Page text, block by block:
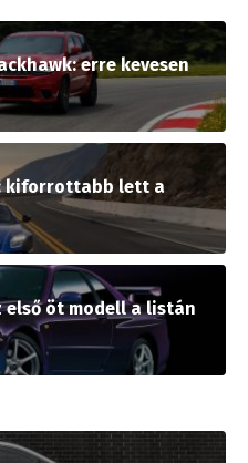
erre kevesen
kiforrottabb lett a
első öt modell a listán